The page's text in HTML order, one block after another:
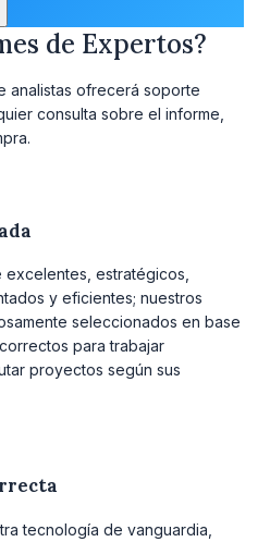
de Expertos?
analistas ofrecerá soporte
consulta sobre el informe,
excelentes, estratégicos,
y eficientes; nuestros
seleccionados en base
para trabajar
proyectos según sus
tecnología de vanguardia,